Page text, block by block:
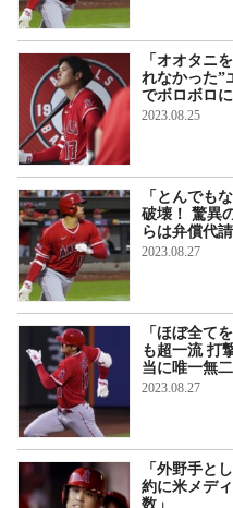
「オオタニ
れなかった”
でボロボロ
2023.08.25
「とんでも
破壊！ 驚異
らは弁償代
2023.08.27
「ほぼ全て
も超一流 打
当に唯一無
2023.08.27
「外野手と
約に米メデ
数」